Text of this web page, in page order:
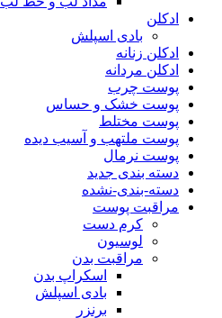
ادکلن
بادی اسپلش
ادکلن زنانه
ادکلن مردانه
پوست چرب
پوست خشک و حساس
پوست مختلط
پوست ملتهب و آسیب دیده
پوست نرمال
دسته بندی جدید
دسته-بندی-نشده
مراقبت پوست
کرم دست
لوسیون
مراقبت بدن
اسکراپ بدن
بادی اسپلش
برنزر